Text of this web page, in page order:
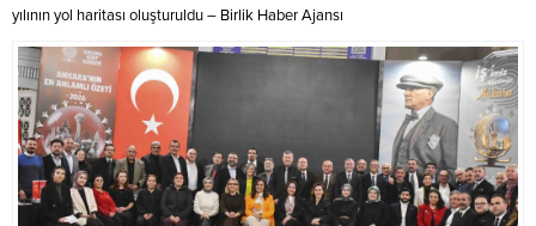
yılının yol haritası oluşturuldu – Birlik Haber Ajansı